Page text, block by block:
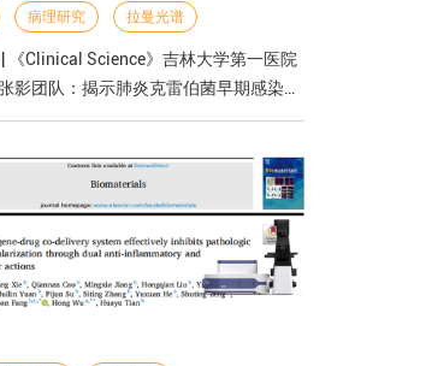
病理研究 拉曼光谱
《Clinical Science》吉林大学第一医院
影团队：揭示肺炎克雷伯菌早期感染中
的巨噬细胞极化与炎症新机制